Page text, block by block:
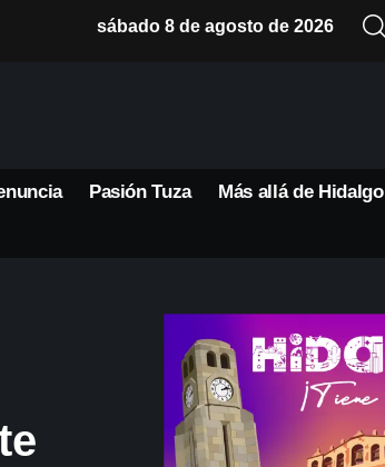
sábado 8 de agosto de 2026
Pasión Tuza Más allá de Hidalgo